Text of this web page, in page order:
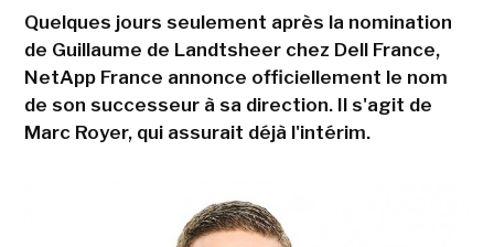
Quelques jours seulement après la nomination
de Guillaume de Landtsheer chez Dell France,
NetApp France annonce officiellement le nom
de son successeur à sa direction. Il s'agit de
Marc Royer, qui assurait déjà l'intérim.